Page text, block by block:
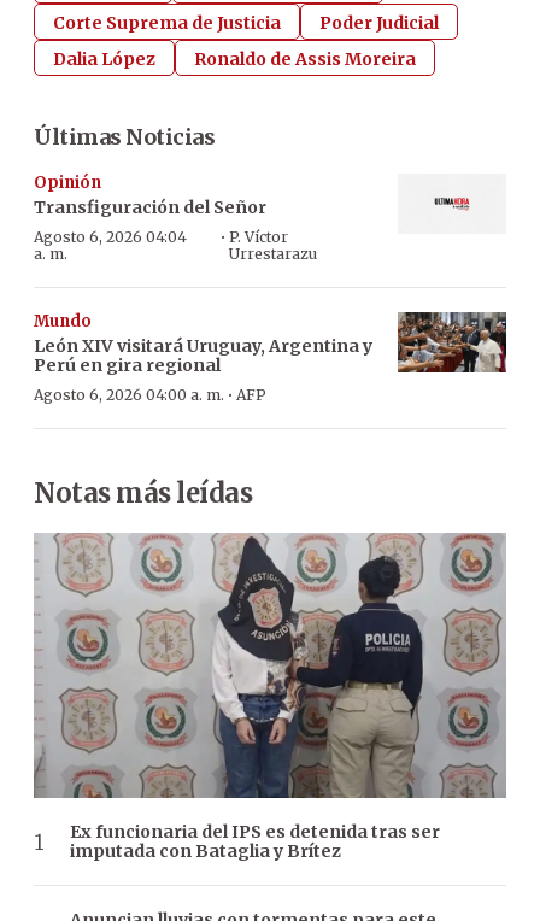
Corte Suprema de Justicia
Poder Judicial
Dalia López
Ronaldo de Assis Moreira
Últimas Noticias
Opinión
Transfiguración del Señor
Agosto 6, 2026 04:04
a. m.
· P. Víctor
Urrestarazu
Mundo
León XIV visitará Uruguay, Argentina y
Perú en gira regional
Agosto 6, 2026 04:00 a. m. · AFP
Notas más leídas
Ex funcionaria del IPS es detenida tras ser
imputada con Bataglia y Brítez